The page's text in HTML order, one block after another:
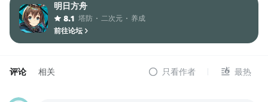
明日方舟
8.1 塔防 二次元
养成
前往论坛
评论 相关 只看作者 最热